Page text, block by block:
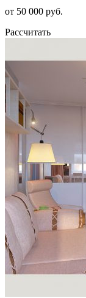
от 50 000 руб.
Рассчитать